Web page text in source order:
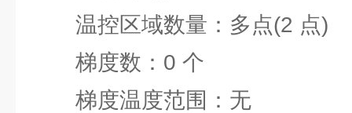
温控区域数量：多点(2 点)
梯度数：0 个
梯度温度范围：无